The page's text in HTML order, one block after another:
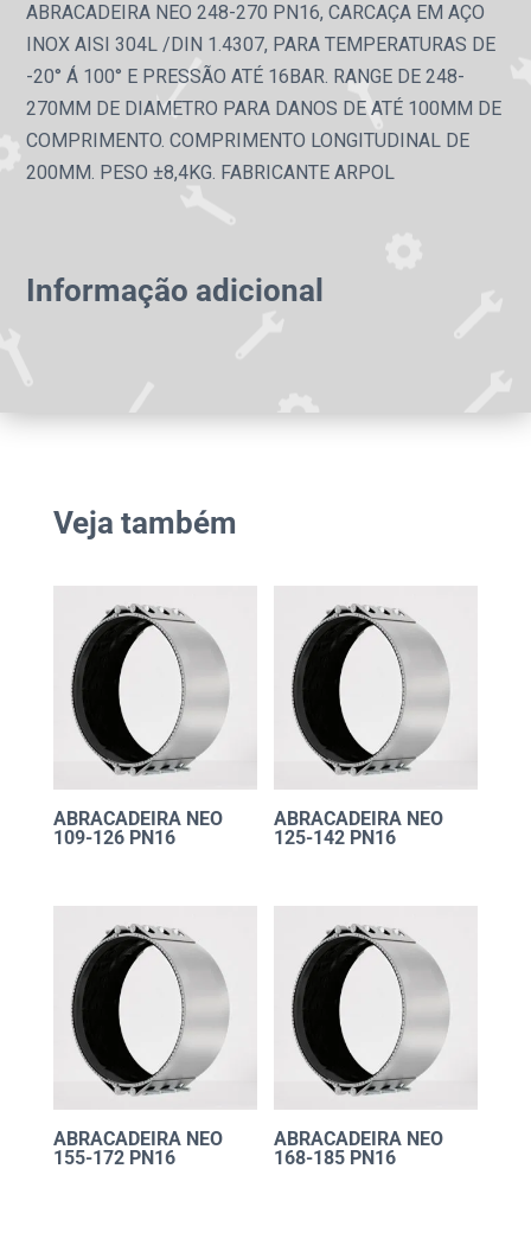
ABRACADEIRA NEO 248-270 PN16, CARCAÇA EM AÇO
INOX AISI 304L /DIN 1.4307, PARA TEMPERATURAS DE
-20° Á 100° E PRESSÃO ATÉ 16BAR. RANGE DE 248-
270MM DE DIAMETRO PARA DANOS DE ATÉ 100MM DE
COMPRIMENTO. COMPRIMENTO LONGITUDINAL DE
200MM. PESO ±8,4KG. FABRICANTE ARPOL
Informação adicional
Veja também
ABRACADEIRA NEO
109-126 PN16
ABRACADEIRA NEO
125-142 PN16
ABRACADEIRA NEO
155-172 PN16
ABRACADEIRA NEO
168-185 PN16